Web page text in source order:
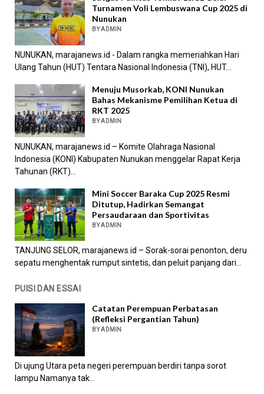
Turnamen Voli Lembuswana Cup 2025 di
Nunukan
BY ADMIN
NUNUKAN, marajanews.id - Dalam rangka memeriahkan Hari
Ulang Tahun (HUT) Tentara Nasional Indonesia (TNI), HUT...
Menuju Musorkab, KONI Nunukan
Bahas Mekanisme Pemilihan Ketua di
RKT 2025
BY ADMIN
NUNUKAN, marajanews.id – Komite Olahraga Nasional
Indonesia (KONI) Kabupaten Nunukan menggelar Rapat Kerja
Tahunan (RKT)...
Mini Soccer Baraka Cup 2025 Resmi
Ditutup, Hadirkan Semangat
Persaudaraan dan Sportivitas
BY ADMIN
TANJUNG SELOR, marajanews.id – Sorak-sorai penonton, deru
sepatu menghentak rumput sintetis, dan peluit panjang dari...
PUISI DAN ESSAI
Catatan Perempuan Perbatasan
(Refleksi Pergantian Tahun)
BY ADMIN
Di ujung Utara peta negeri perempuan berdiri tanpa sorot
lampu Namanya tak...